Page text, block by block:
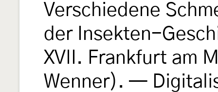
Verschiedene
der Insekten-
XVII. Frankfurt am
Wenner). —